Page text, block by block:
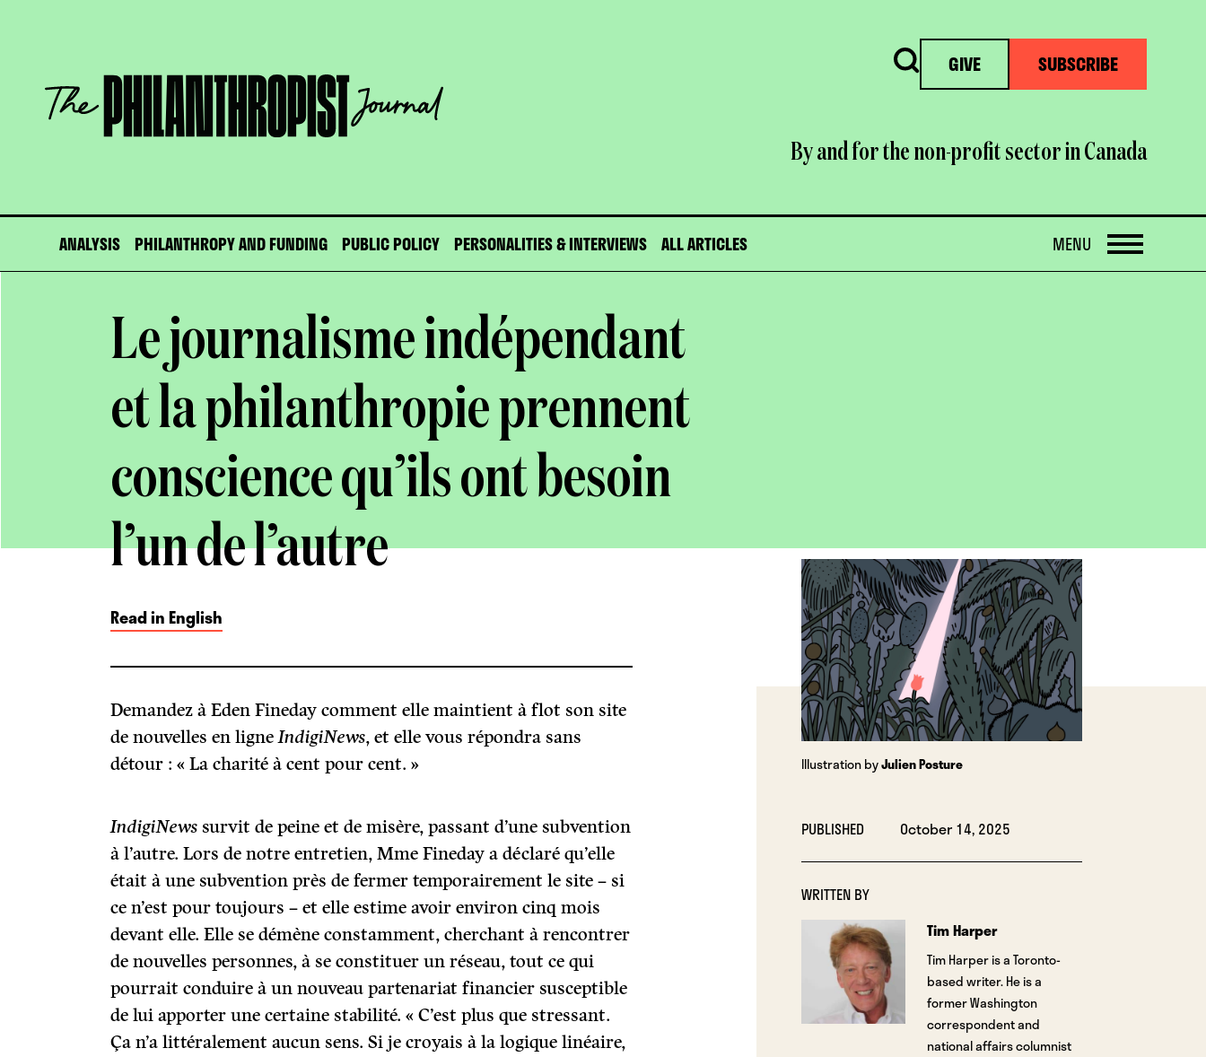
The
Philanthropist
Journal
Search GIVE SUBSCRIBE
By and for the non-profit sector in Canada
ANALYSIS PHILANTHROPY AND FUNDING PUBLIC POLICY PERSONALITIES & INTERVIEWS ALL ARTICLES OPEN
MENU
Le journalisme indépendant
et la philanthropie prennent
conscience qu’ils ont besoin
l’un de l’autre
OPEN
IMAGE
LIGHTBOX
Illustration byJulien Posture
PUBLISHED October 14, 2025
WRITTEN BY
Tim Harper
Tim Harper is a Toronto-
based writer. He is a
former Washington
correspondent and
national affairs columnist
Read in English
Demandez à Eden Fineday comment elle maintient à flot son site
de nouvelles en ligneIndigiNews, et elle vous répondra sans
détour : « La charité à cent pour cent. »
IndigiNews survit de peine et de misère, passant d’une subvention
à l’autre. Lors de notre entretien, Mme Fineday a déclaré qu’elle
était à une subvention près de fermer temporairement le site – si
ce n’est pour toujours – et elle estime avoir environ cinq mois
devant elle. Elle se démène constamment, cherchant à rencontrer
de nouvelles personnes, à se constituer un réseau, tout ce qui
pourrait conduire à un nouveau partenariat financier susceptible
de lui apporter une certaine stabilité. « C’est plus que stressant.
Ça n’a littéralement aucun sens. Si je croyais à la logique linéaire,